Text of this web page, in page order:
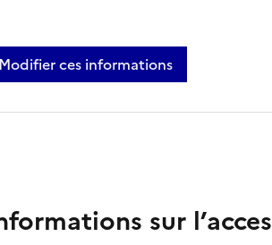
Modifier ces informations
sur